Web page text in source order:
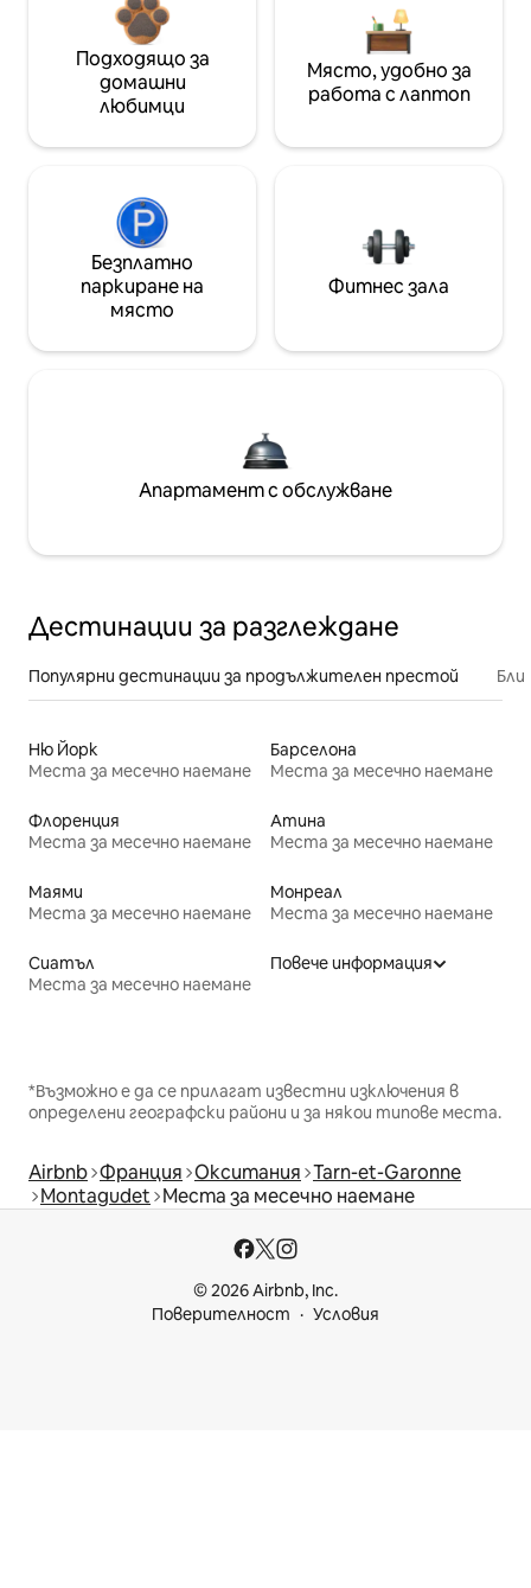
Подходящо за
домашни
любимци
Място, удобно за
работа с лаптоп
Безплатно
паркиране на
място
Фитнес зала
Апартамент с обслужване
Дестинации за разглеждане
Популярни дестинации за продължителен престой
Ню Йорк
Места за месечно наемане
Барселона
Места за месечно наемане
Флоренция
Места за месечно наемане
Атина
Места за месечно наемане
Маями
Места за месечно наемане
Монреал
Места за месечно наемане
Сиатъл
Места за месечно наемане
Повече информация
*Възможно е да се прилагат известни изключения в
определени географски райони и за някои типове места.
Airbnb Франция Окситания Tarn-et-Garonne
Montagudet Места за месечно наемане
© 2026 Airbnb, Inc.
Поверителност
Условия